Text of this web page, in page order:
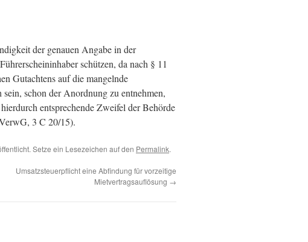
der genauen Angabe in der
schützen, da nach § 11
Gutachtens auf die mangelnde
schon der Anordnung zu entnehmen,
entsprechende Zweifel der Behörde
3 C 20/15).
Setze ein Lesezeichen auf den Permalink.
Umsatzsteuerpflicht eine Abfindung für vorzeitige
Mietvertragsauflösung →